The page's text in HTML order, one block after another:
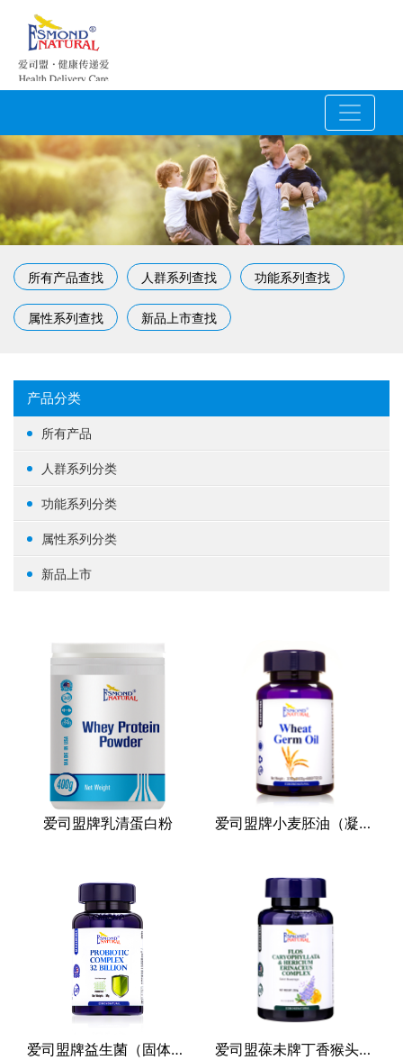
所有产品查找 人群系列查找 功能系列查找
属性系列查找 新品上市查找
产品分类
所有产品
人群系列分类
女性健康
中老年健康
婴幼/儿童/青少年
功能系列分类
生殖健康
肝肾养护
骨骼关节
美容养颜
矿物质
提高免疫力
养眼护眼
其他
属性系列分类
基础营养
其他
新品上市
爱司盟牌乳清蛋白粉 爱司盟牌小麦胚油（凝胶糖果）
爱司盟牌益生菌（固体饮料）（320亿） 爱司盟葆未牌丁香猴头菇复合（固体饮料）